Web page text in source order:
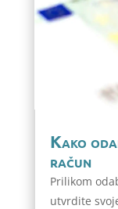
Kako
račun
Prilikom
utvrdite